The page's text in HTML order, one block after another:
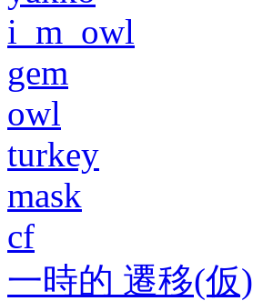
i_m_owl
gem
owl
turkey
mask
cf
一時的 遷移(仮)